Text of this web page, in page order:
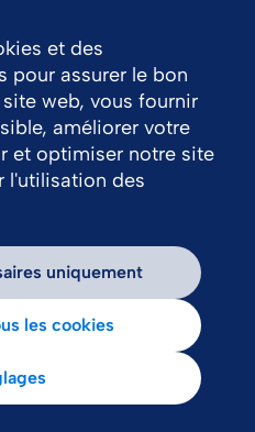
et des
pour assurer le bon
web, vous fournir
améliorer votre
et optimiser notre site
l'utilisation des
uniquement
les cookies